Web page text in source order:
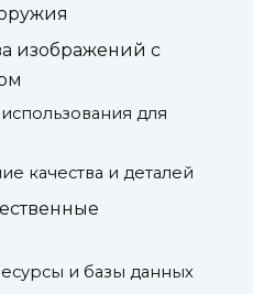
изображений с
для
качества и деталей
и базы данных